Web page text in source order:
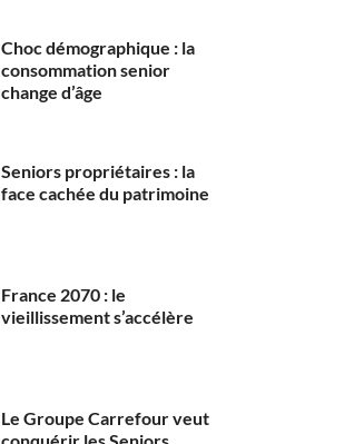
Choc démographique : la
consommation senior
change d’âge
Seniors propriétaires : la
face cachée du patrimoine
France 2070 : le
vieillissement s’accélère
Le Groupe Carrefour veut